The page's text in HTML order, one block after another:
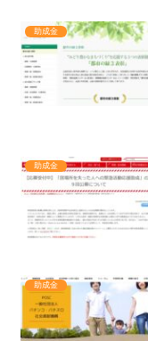
助成金
助成金
助成金